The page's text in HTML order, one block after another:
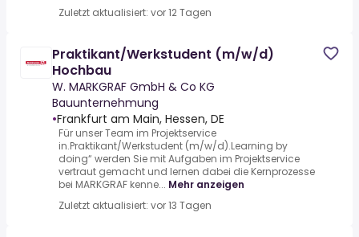
Zuletzt aktualisiert: vor 12 Tagen
Praktikant/Werkstudent (m/w/d)
Hochbau
W. MARKGRAF GmbH & Co KG
Bauunternehmung
•Frankfurt am Main, Hessen, DE
Für unser Team im Projektservice
in.Praktikant/Werkstudent (m/w/d).Learning by
doing“ werden Sie mit Aufgaben im Projektservice
vertraut gemacht und lernen dabei die Kernprozesse
bei MARKGRAF kenne... Mehr anzeigen
Zuletzt aktualisiert: vor 13 Tagen